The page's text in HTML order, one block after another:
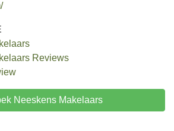
Reviews
Neeskens Makelaars